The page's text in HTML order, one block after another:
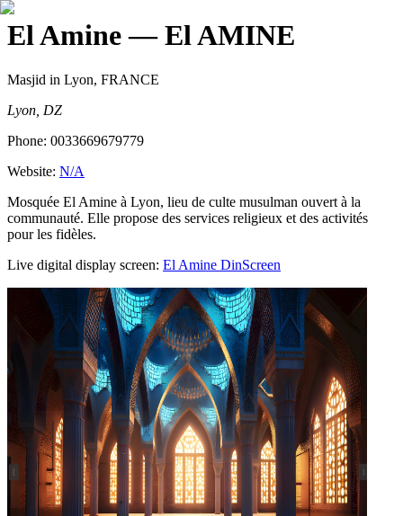
El Amine— El AMINE
Masjid in Lyon, FRANCE
Lyon, DZ
Phone: 0033669679779
Website: N/A
Mosquée El Amine à Lyon, lieu de culte musulman ouvert à la
communauté. Elle propose des services religieux et des activités
pour les fidèles.
Live digital display screen: El Amine DinScreen